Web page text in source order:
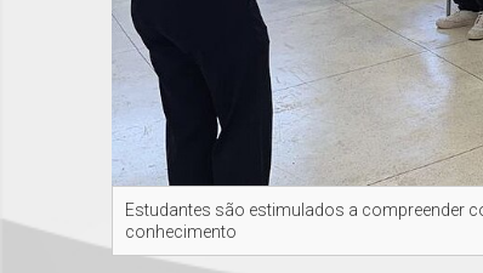
Estudantes são estimulados a compreender
conhecimento